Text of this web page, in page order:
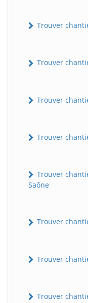
Trouver
Trouver
Trouver
Trouver
Trouver
Saône
Trouver
Trouver
Trouver